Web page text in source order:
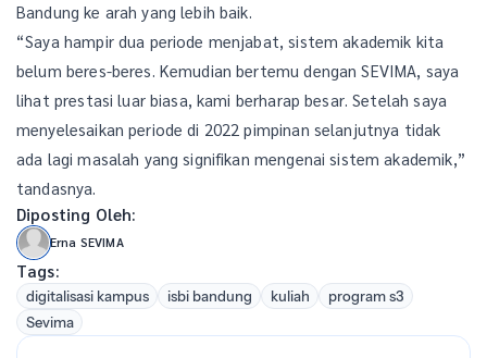
Bandung ke arah yang lebih baik.
“Saya hampir dua periode menjabat, sistem akademik kita
belum beres-beres. Kemudian bertemu dengan SEVIMA, saya
lihat prestasi luar biasa, kami berharap besar. Setelah saya
menyelesaikan periode di 2022 pimpinan selanjutnya tidak
ada lagi masalah yang signifikan mengenai sistem akademik,”
tandasnya.
Diposting Oleh:
Erna SEVIMA
Tags:
digitalisasi kampus isbi bandung kuliah
program s3
Sevima